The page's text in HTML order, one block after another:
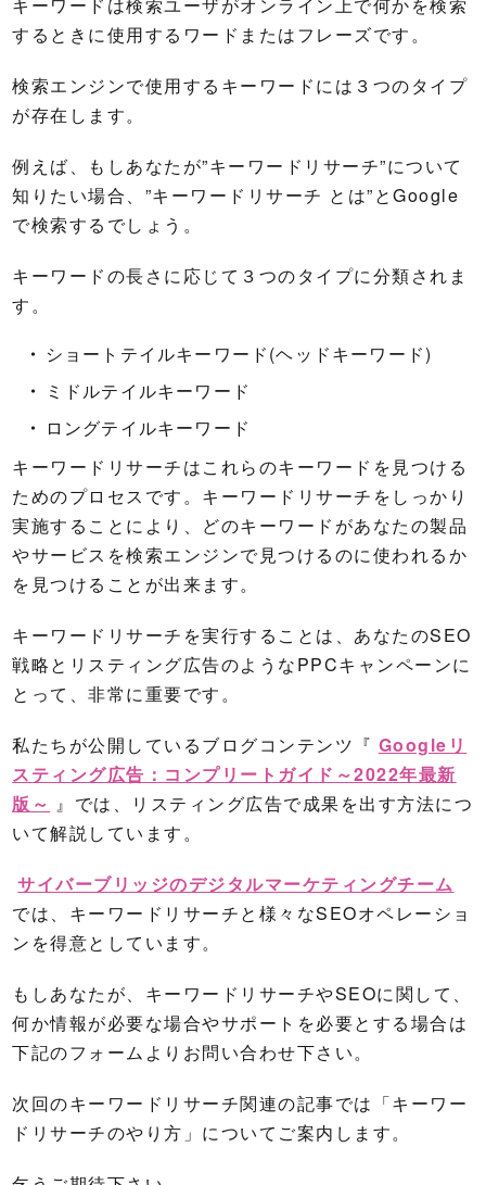
するときに使用するワードまたはフレーズです。
検索エンジンで使用するキーワードには３つのタイプ
が存在します。
例えば、もしあなたが”キーワードリサーチ”について
知りたい場合、”キーワードリサーチ とは”とGoogle
で検索するでしょう。
キーワードの長さに応じて３つのタイプに分類されま
す。
ショートテイルキーワード(ヘッドキーワード)
ミドルテイルキーワード
ロングテイルキーワード
キーワードリサーチはこれらのキーワードを見つける
ためのプロセスです。キーワードリサーチをしっかり
実施することにより、どのキーワードがあなたの製品
やサービスを検索エンジンで見つけるのに使われるか
を見つけることが出来ます。
キーワードリサーチを実行することは、あなたのSEO
戦略とリスティング広告のようなPPCキャンペーンに
とって、非常に重要です。
私たちが公開しているブログコンテンツ『 Googleリ
スティング広告：コンプリートガイド～2022年最新
版～ 』では、リスティング広告で成果を出す方法につ
いて解説しています。
サイバーブリッジのデジタルマーケティングチーム
では、キーワードリサーチと様々なSEOオペレーショ
ンを得意としています。
もしあなたが、キーワードリサーチやSEOに関して、
何か情報が必要な場合やサポートを必要とする場合は
下記のフォームよりお問い合わせ下さい。
次回のキーワードリサーチ関連の記事では「キーワー
ドリサーチのやり方」についてご案内します。